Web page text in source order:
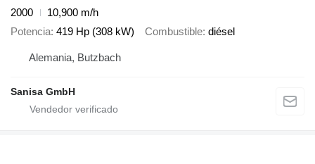
2000
10,900 m/h
Potencia 419 Hp (308 kW) Combustible diésel
Alemania, Butzbach
Sanisa GmbH